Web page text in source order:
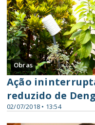
Obras
02/07/2018 • 13:54
Ação
reduzido de